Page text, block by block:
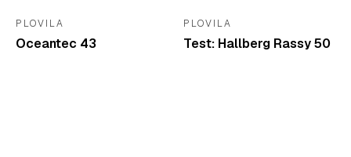
PLOVILA
Oceantec 43
PLOVILA
Test: Hallberg Rassy 50